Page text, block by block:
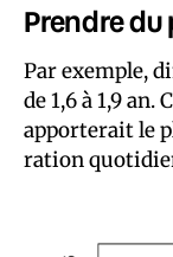
Prendre du
Par exemple,
de 1,6 à 1,9
apporterait le
ration